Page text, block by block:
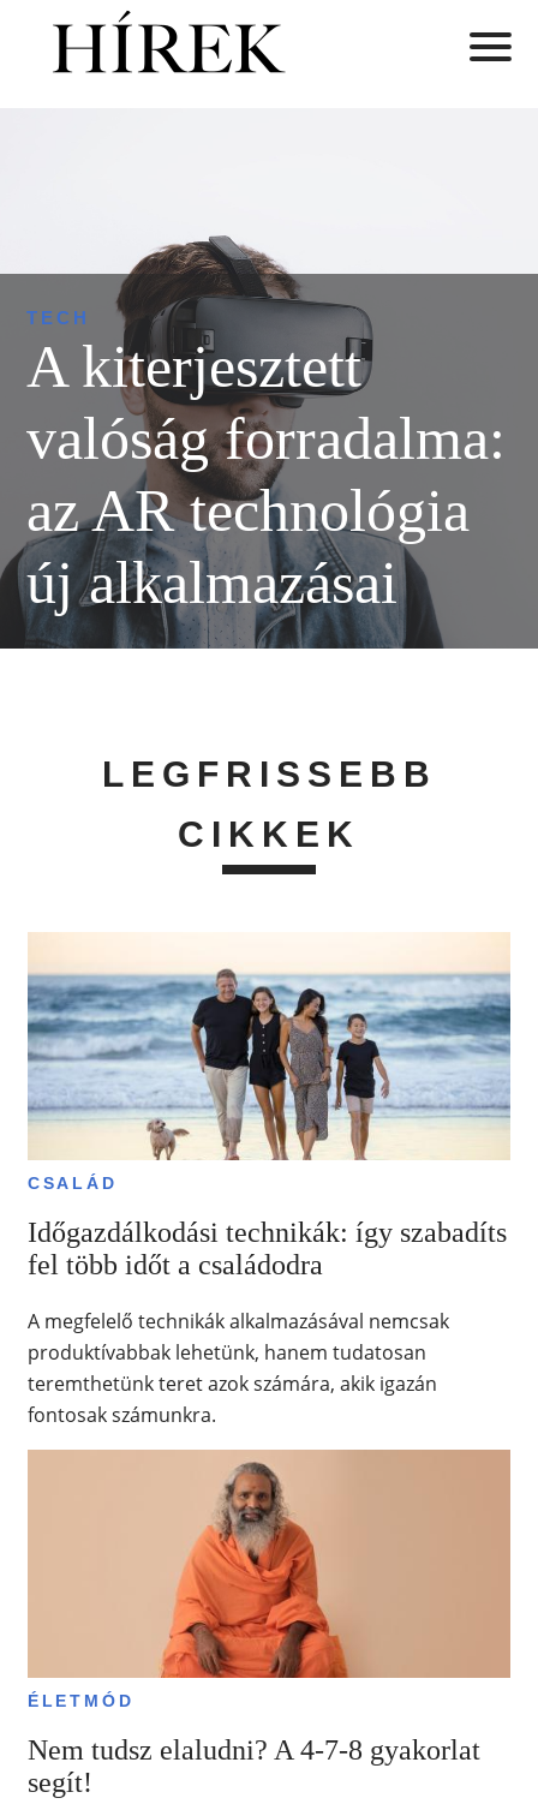
TECH
A kiterjesztett
valóság forradalma:
az AR technológia
új alkalmazásai
LEGFRISSEBB
CIKKEK
CSALÁD
Időgazdálkodási technikák: így szabadíts
fel több időt a családodra
A megfelelő technikák alkalmazásával nemcsak
produktívabbak lehetünk, hanem tudatosan
teremthetünk teret azok számára, akik igazán
fontosak számunkra.
ÉLETMÓD
Nem tudsz elaludni? A 4-7-8 gyakorlat
segít!